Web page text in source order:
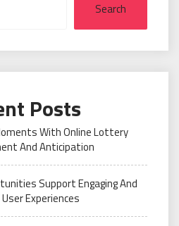
Search
Posts
With Online Lottery
And Anticipation
Support Engaging And
Experiences